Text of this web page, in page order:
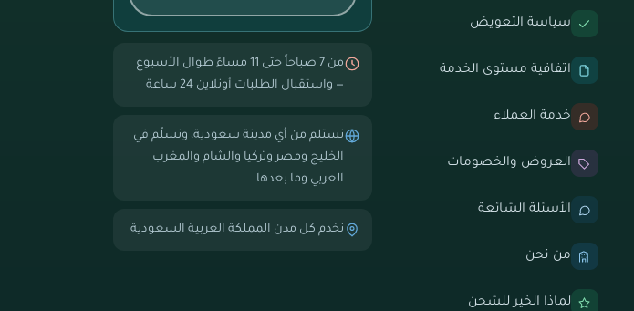
سياسة التعويض
اتفاقية مستوى الخدمة
خدمة العملاء
العروض والخصومات
الأسئلة الشائعة
من نحن
لماذا الخير للشحن
من 7 صباحاً حتى 11 مساءً طوال الأسبوع
— واستقبال الطلبات أونلاين 24 ساعة
نستلم من أي مدينة سعودية، ونسلّم في
الخليج ومصر وتركيا والشام والمغرب
العربي وما بعدها
نخدم كل مدن المملكة العربية السعودية